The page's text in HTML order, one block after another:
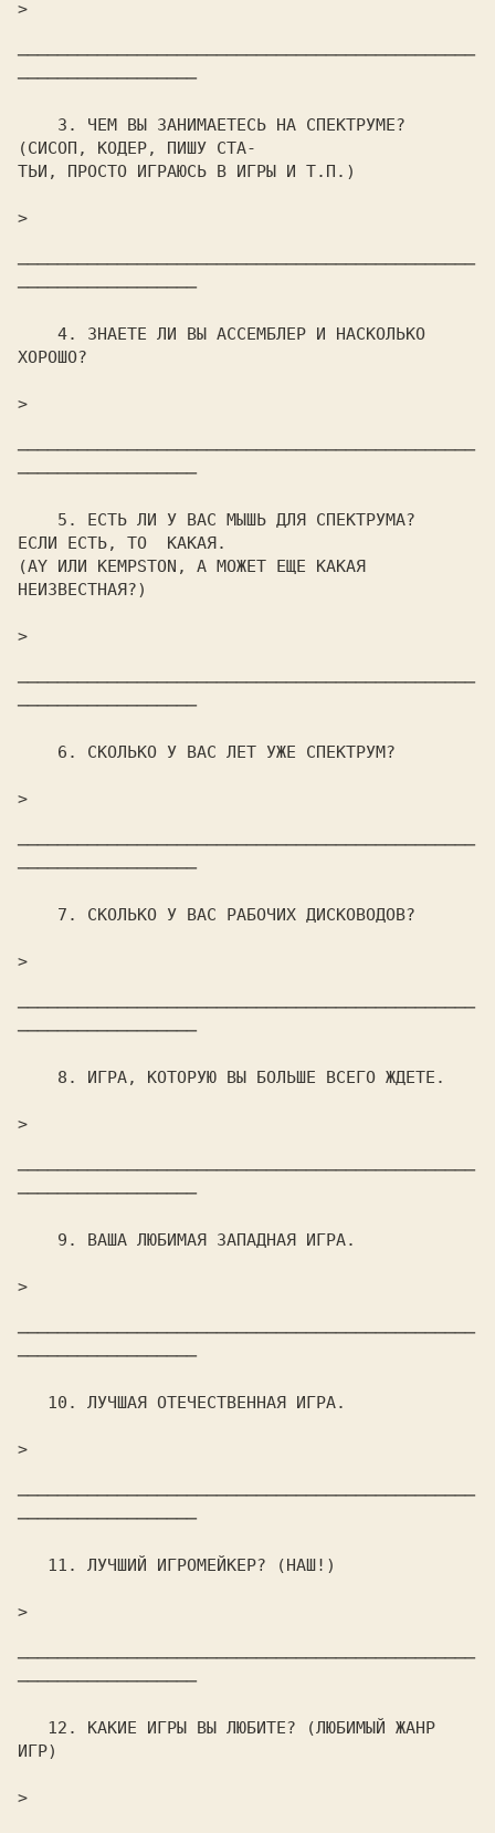
>
──────────────────────────────────────────────
──────────────────
(СИСОП, КОДЕР, ПИШУ СТА-
ТЬИ, ПРОСТО ИГРАЮСЬ В ИГРЫ И Т.П.)
>
──────────────────────────────────────────────
──────────────────
ХОРОШО?
>
──────────────────────────────────────────────
──────────────────
ЕСЛИ ЕСТЬ, ТО  КАКАЯ.
(AY ИЛИ KEMPSTON, А МОЖЕТ ЕЩЕ КАКАЯ
НЕИЗВЕСТНАЯ?)
>
──────────────────────────────────────────────
──────────────────
>
──────────────────────────────────────────────
──────────────────
>
──────────────────────────────────────────────
──────────────────
>
──────────────────────────────────────────────
──────────────────
>
──────────────────────────────────────────────
──────────────────
>
──────────────────────────────────────────────
──────────────────
>
──────────────────────────────────────────────
──────────────────
ИГР)
>